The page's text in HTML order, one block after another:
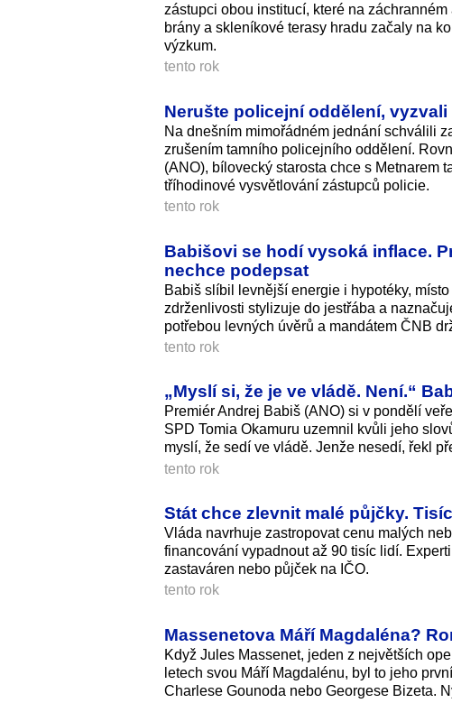
zástupci obou institucí, které na
brány a skleníkové terasy hradu začaly na
výzkum.
tento rok
Nerušte policejní oddělení,
Na dnešním mimořádném jednání schválili
zrušením tamního policejního oddělení.
(ANO), bílovecký starosta chce s Metnarem
tříhodinové vysvětlování zástupců policie.
tento rok
Babišovi se hodí vysoká inflace.
nechce podepsat
Babiš slíbil levnější energie i hypotéky,
zdrženlivosti stylizuje do jestřába a
potřebou levných úvěrů a mandátem ČNB
tento rok
„Myslí si, že je ve vládě. Není.“
Premiér Andrej Babiš (ANO) si v pondělí
SPD Tomia Okamuru uzemnil kvůli jeho
myslí, že sedí ve vládě. Jenže nesedí, řekl
tento rok
Stát chce zlevnit malé půjčky.
Vláda navrhuje zastropovat cenu malých
financování vypadnout až 90 tisíc lidí.
zastaváren nebo půjček na IČO.
tento rok
Massenetova Máří Magdaléna?
Když Jules Massenet, jeden z největších
letech svou Máří Magdalénu, byl to jeho
Charlese Gounoda nebo Georgese Bizeta.